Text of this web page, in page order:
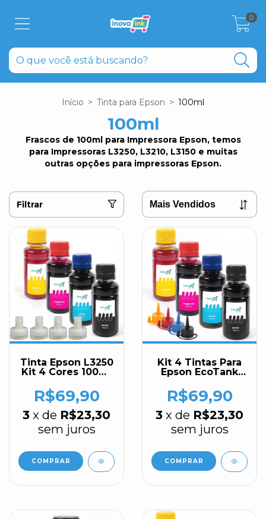
0
Início > Tinta para Epson > 100ml
100ml
Frascos de 100ml para Impressora Epson, temos
para Impressoras L3250, L3210, L3150 e muitas
outras opções para impressoras Epson.
Filtrar
Tinta Epson L3250
Kit 4 Cores 100ml
R$69,90
3 x de R$23,30
sem juros
Kit 4 Tintas Para
Epson EcoTank
Ink
R$69,90
3 x de R$23,30
sem juros